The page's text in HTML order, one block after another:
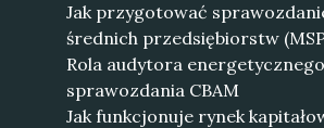
Jak przygotować
średnich przedsiębiorstw
Rola audytora
sprawozdania CBAM
Jak funkcjonuje rynek